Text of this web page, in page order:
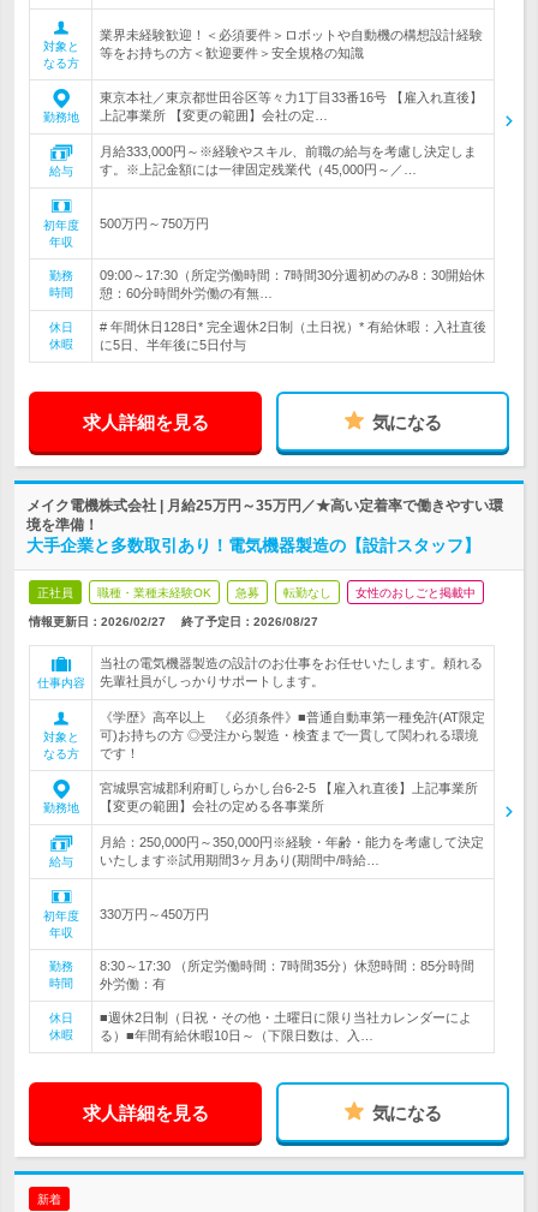
対象と
なる方
業界未経験歓迎！＜必須要件＞ロボットや自動機の構想設計経験
等をお持ちの方＜歓迎要件＞安全規格の知識
勤務地
東京本社／東京都世田谷区等々力1丁目33番16号 【雇入れ直後】
上記事業所 【変更の範囲】会社の定…
給与
月給333,000円～※経験やスキル、前職の給与を考慮し決定しま
す。※上記金額には一律固定残業代（45,000円～／…
初年度
年収
500万円～750万円
勤務
時間
09:00～17:30（所定労働時間：7時間30分週初めのみ8：30開始休
憩：60分時間外労働の有無…
休日
休暇
# 年間休日128日* 完全週休2日制（土日祝）* 有給休暇：入社直後
に5日、半年後に5日付与
求人詳細を見る 気になる
メイク電機株式会社 | 月給25万円～35万円／★高い定着率で働きやすい環
境を準備！
大手企業と多数取引あり！電気機器製造の【設計スタッフ】
正社員 職種・業種未経験OK 急募 転勤なし 女性のおしごと掲載中
情報更新日：2026/02/27 終了予定日： 2026/08/27
仕事内容
当社の電気機器製造の設計のお仕事をお任せいたします。頼れる
先輩社員がしっかりサポートします。
対象と
なる方
《学歴》高卒以上 《必須条件》■普通自動車第一種免許(AT限定
可)お持ちの方 ◎受注から製造・検査まで一貫して関われる環境
です！
勤務地
宮城県宮城郡利府町しらかし台6-2-5 【雇入れ直後】上記事業所
【変更の範囲】会社の定める各事業所
給与
月給：250,000円～350,000円※経験・年齢・能力を考慮して決定
いたします※試用期間3ヶ月あり(期間中/時給…
初年度
年収
330万円～450万円
勤務
時間
8:30～17:30 （所定労働時間：7時間35分）休憩時間：85分時間
外労働：有
休日
休暇
■週休2日制（日祝・その他・土曜日に限り当社カレンダーによ
る）■年間有給休暇10日～（下限日数は、入…
求人詳細を見る 気になる
新着